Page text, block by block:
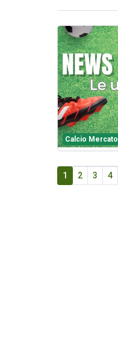
Calcio Mercato
1 2 3 4